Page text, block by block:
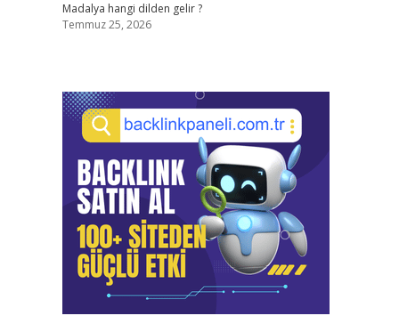
Madalya hangi dilden gelir ?
Temmuz 25, 2026